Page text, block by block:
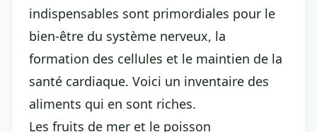
indispensables sont primordiales pour le
bien-être du système nerveux, la
formation des cellules et le maintien de la
santé cardiaque. Voici un inventaire des
aliments qui en sont riches.
Les fruits de mer et le poisson